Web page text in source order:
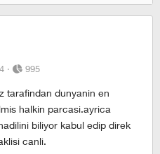
· 995
tarafindan dunyanin en
halkin parcasi.ayrica
biliyor kabul edip direk
canli.